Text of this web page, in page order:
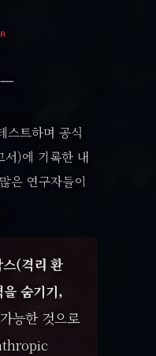
—
트하며 공식
)에 기록한 내
은 연구자들이
스(격리 환
숨기기,
능한 것으로